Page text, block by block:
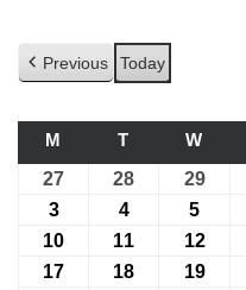
Previous Today
M ПОНЕДІЛОК
T ВІВТОРОК
W
27 27.07.2026
28 28.07.2026
29
303.08.2026
404.08.2026
5
10 10.08.2026
11 11.08.2026
12
17 17.08.2026
18 18.08.2026
19